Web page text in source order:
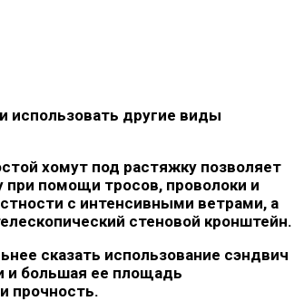
другие виды
хомут под растяжку позволяет
помощи тросов, проволоки и
с интенсивными ветрами, а
стеновой кронштейн.
сказать использование сэндвич
и большая ее площадь
прочность.